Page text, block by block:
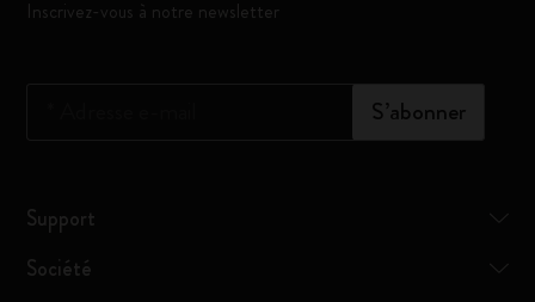
Inscrivez-vous à notre newsletter
S’abonner
Support
Société